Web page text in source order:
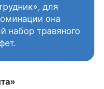
для
она
набор травяного